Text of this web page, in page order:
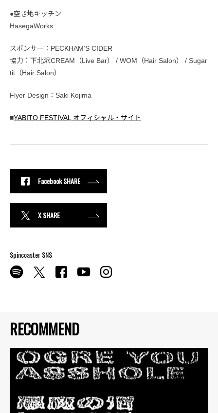
RECOMMEND
●空き地キッチン
HasegaWorks
スポンサー：PECKHAM’S CIDER
協力：下北沢CREAM（Live Bar） / WOM（Hair Salon） / Sugar
tit（Hair Salon）
Flyer Design：Saki Kojima
■YABITO FESTIVAL オフィシャル・サイト
Facebook SHARE
X SHARE
Spincoaster SNS